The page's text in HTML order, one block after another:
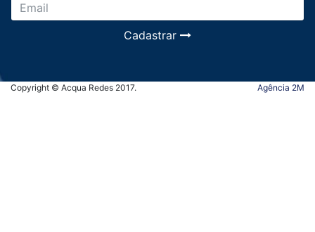
Cadastrar
Copyright © Acqua Redes 2017. Agência 2M